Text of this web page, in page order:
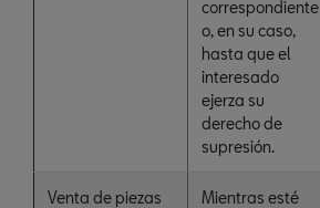
correspondiente
o, en su caso,
hasta que el
interesado
ejerza su
derecho de
supresión.
Venta de piezas
Mientras esté